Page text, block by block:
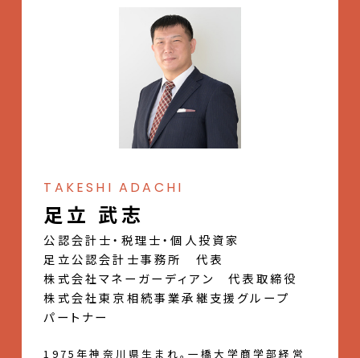
TAKESHI ADACHI
足立 武志
公認会計士・税理士・個人投資家
足立公認会計士事務所 代表
株式会社マネーガーディアン 代表取締役
株式会社東京相続事業承継支援グループ
パートナー
1975年神奈川県生まれ。一橋大学商学部経営